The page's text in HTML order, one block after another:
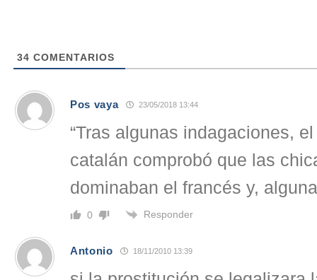
34 COMENTARIOS
Pos vaya 23/05/2018 13:44
“Tras algunas indagaciones,
catalán comprobó que las
dominaban el francés y,
0 Responder
Antonio 18/11/2010 13:39